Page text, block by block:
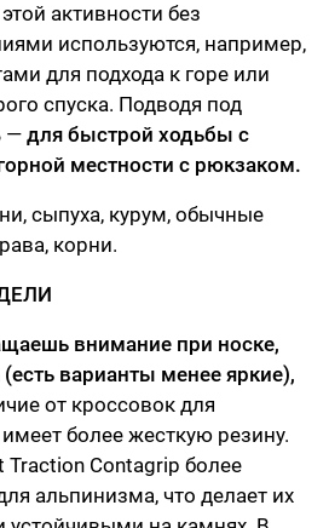
активности без
используются, например,
для подхода к горе или
спуска. Подводя под
— для быстрой ходьбы с
местности с рюкзаком.
сыпуха, курум, обычные
корни.
внимание при носке,
варианты менее яркие),
от кроссовок для
более жесткую резину.
Traction Contagrip более
альпинизма, что делает их